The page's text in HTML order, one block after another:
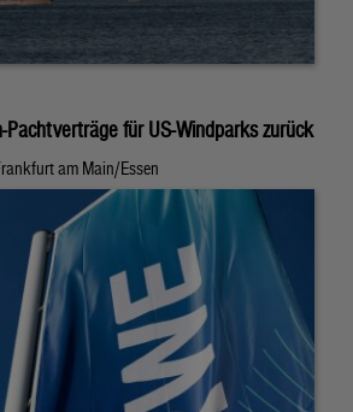
Pachtverträge für US-Windparks zurück
am Main/Essen